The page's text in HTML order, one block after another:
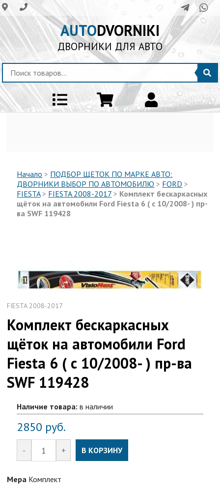
AUTODVORNIKI
ДВОРНИКИ ДЛЯ АВТО
Начало > ПОДБОР ЩЕТОК ПО МАРКЕ АВТО:
ДВОРНИКИ ВЫБОР ПО АВТОМОБИЛЮ > FORD >
FIESTA> FIESTA 2008-2017 > Комплект бескаркасных
щёток на автомобили Ford Fiesta 6 ( с 10/2008- ) пр-
ва SWF 119428
FIESTA 2008-2017
Комплект бескаркасных
щёток на автомобили Ford
Fiesta 6 ( с 10/2008- ) пр-ва
SWF 119428
Наличие товара: в наличии
2850 руб.
- + В КОРЗИНУ
Мера Комплект